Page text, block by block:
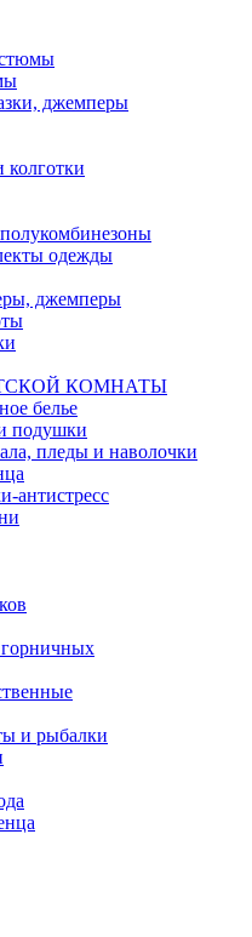
джемперы
одежды
джемперы
КОМНАТЫ
белье
подушки
пледы и наволочки
антистресс
и рыбалки